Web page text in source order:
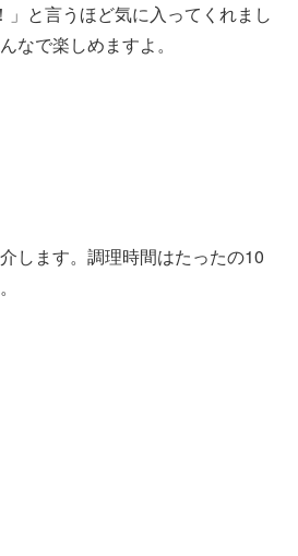
と言うほど気に入ってくれまし
なで楽しめますよ。
します。調理時間はたったの10